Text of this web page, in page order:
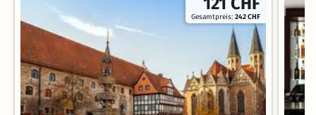
Gesamtpreis:242 CHF